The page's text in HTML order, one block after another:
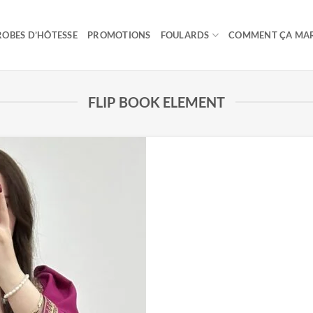
D’HÔTESSE PROMOTIONS FOULARDS COMMENT ÇA
FLIP BOOK ELEMENT